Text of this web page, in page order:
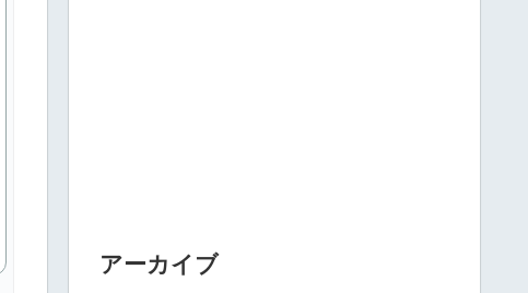
アーカイブ